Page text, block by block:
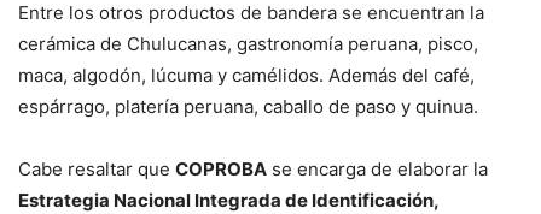
Entre los otros productos de bandera se encuentran la
cerámica de Chulucanas, gastronomía peruana, pisco,
maca, algodón, lúcuma y camélidos. Además del café,
espárrago, platería peruana, caballo de paso y quinua.
Cabe resaltar que COPROBA se encarga de elaborar la
Estrategia Nacional Integrada de Identificación,